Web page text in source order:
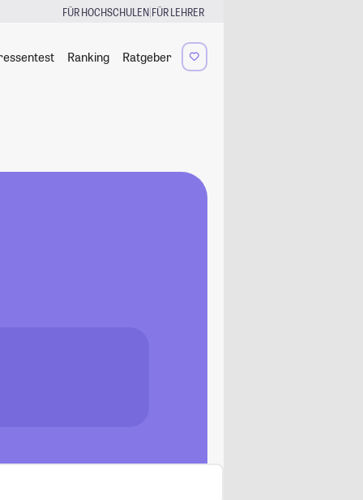
FÜR HOCHSCHULEN|FÜR LEHRER
Ranking Ratgeber